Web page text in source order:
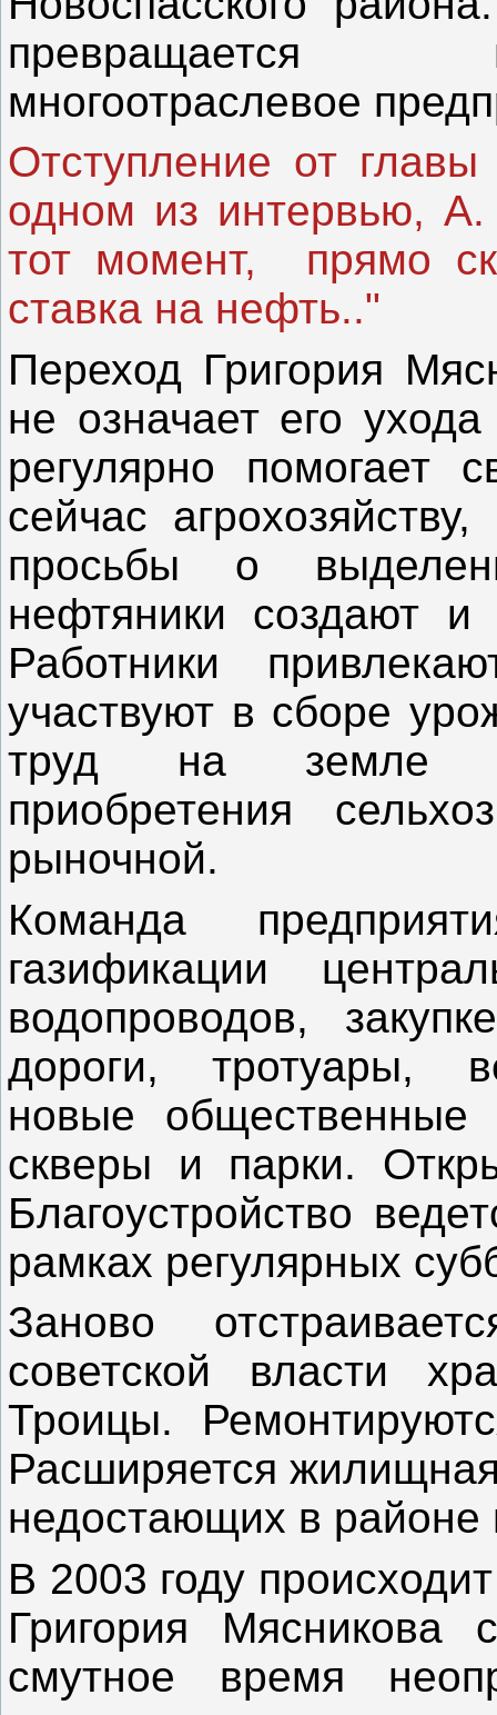
превращается
многоотраслевое
Отступление от
одном из интервью,
тот момент, прямо
ставка на нефть.."
Переход Григория
не означает его
регулярно помогает
сейчас
просьбы о
нефтяники создают и
Работники
участвуют в сборе
труд на земле
приобретения
рыночной.
Команда
газификации
водопроводов,
дороги, тротуары,
новые общественные
скверы и парки.
Благоустройство
рамках регулярных
Заново
советской власти
Троицы.
Расширяется
недостающих в районе
В 2003 году
Григория Мясникова
смутное время